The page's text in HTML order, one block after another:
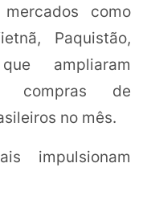
como
Paquistão,
ampliaram
compras de
no mês.
impulsionam